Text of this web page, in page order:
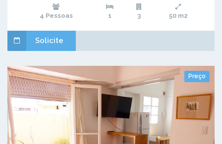
4 Pessoas 1 3 50 m2
Solicite
Preço